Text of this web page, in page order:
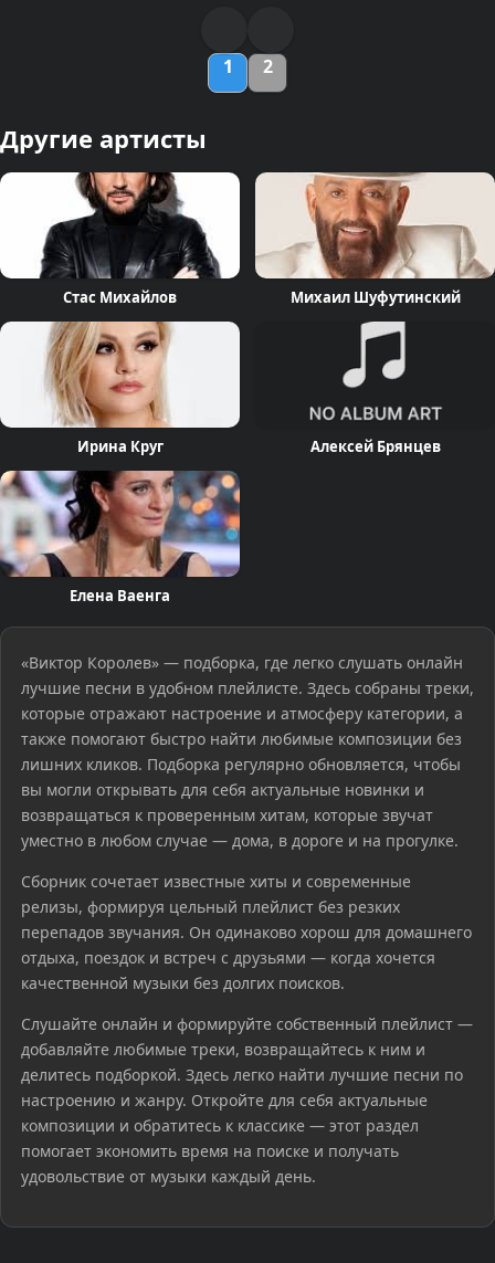
1 2
Другие артисты
Стас Михайлов Михаил Шуфутинский
Ирина Круг Алексей Брянцев
Елена Ваенга
«Виктор Королев» — подборка, где легко слушать онлайн
лучшие песни в удобном плейлисте. Здесь собраны треки,
которые отражают настроение и атмосферу категории, а
также помогают быстро найти любимые композиции без
лишних кликов. Подборка регулярно обновляется, чтобы
вы могли открывать для себя актуальные новинки и
возвращаться к проверенным хитам, которые звучат
уместно в любом случае — дома, в дороге и на прогулке.
Сборник сочетает известные хиты и современные
релизы, формируя цельный плейлист без резких
перепадов звучания. Он одинаково хорош для домашнего
отдыха, поездок и встреч с друзьями — когда хочется
качественной музыки без долгих поисков.
Слушайте онлайн и формируйте собственный плейлист —
добавляйте любимые треки, возвращайтесь к ним и
делитесь подборкой. Здесь легко найти лучшие песни по
настроению и жанру. Откройте для себя актуальные
композиции и обратитесь к классике — этот раздел
помогает экономить время на поиске и получать
удовольствие от музыки каждый день.